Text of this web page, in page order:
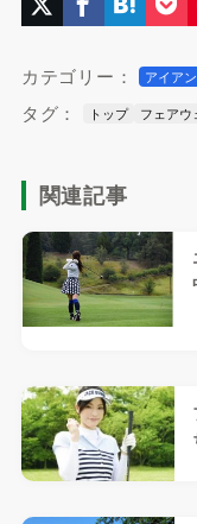
カテゴリー： アイア
タグ： トップ フェアウ
関連記事